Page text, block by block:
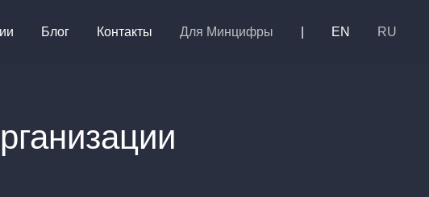
Блог Контакты Для Минцифры EN RU